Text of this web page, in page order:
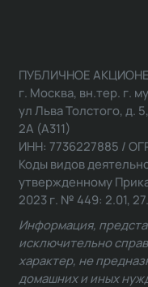
ПУБЛИЧНОЕ
г. Москва, вн.тер. г.
ул Льва Толстого, д.
2А (А311)
ИНН: 7736227885 /
Коды видов
утвержденному
2023 г. № 449: 2.01,
Информация,
исключительно
характер, не
домашних и иных